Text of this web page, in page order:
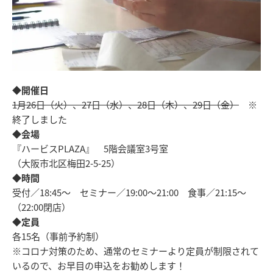
◆開催日
1月26日（火）、27日（水）、28日（木）、29日（金） ※
終了しました
◆会場
『ハービスPLAZA』 5階会議室3号室
（大阪市北区梅田2-5-25）
◆時間
受付／18:45～ セミナー／19:00～21:00 食事／21:15～
（22:00閉店）
◆定員
各15名（事前予約制）
※コロナ対策のため、通常のセミナーより定員が制限されて
いるので、お早目の申込をお勧めします！